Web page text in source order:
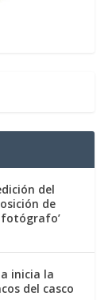
del
de
fotógrafo’
inicia la
del casco